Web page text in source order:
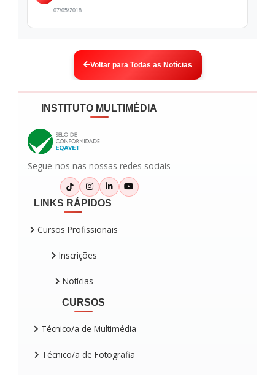
07/05/2018
Voltar para Todas as Notícias
INSTITUTO MULTIMÉDIA
Segue-nos nas nossas redes sociais
LINKS RÁPIDOS
Cursos Profissionais
Inscrições
Notícias
CURSOS
Técnico/a de Multimédia
Técnico/a de Fotografia